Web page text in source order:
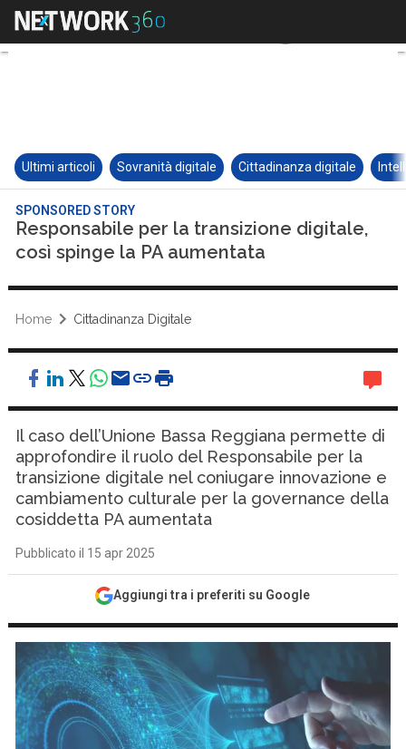
Ultimi articoli Sovranità digitale Cittadinanza digitale
SPONSORED STORY
Responsabile per la transizione digitale,
così spinge la PA aumentata
Home Cittadinanza Digitale
Il caso dell’Unione Bassa Reggiana permette di
approfondire il ruolo del Responsabile per la
transizione digitale nel coniugare innovazione e
cambiamento culturale per la governance della
cosiddetta PA aumentata
Pubblicato il 15 apr 2025
Aggiungi tra i preferiti su Google